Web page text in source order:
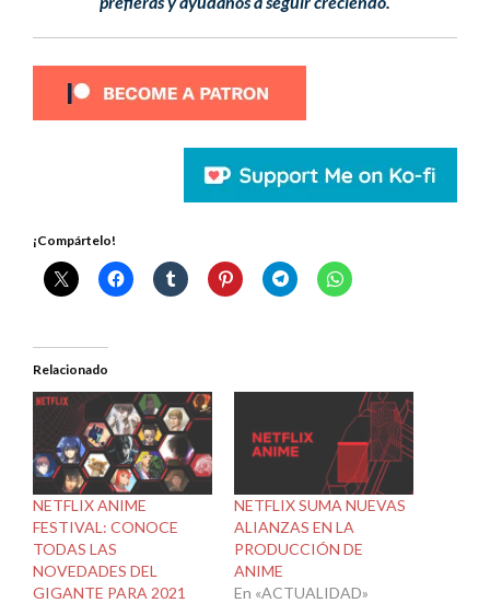
¡Compártelo!
Relacionado
NETFLIX ANIME
FESTIVAL: CONOCE
TODAS LAS
NOVEDADES DEL
GIGANTE PARA 2021
NETFLIX SUMA NUEVAS
ALIANZAS EN LA
PRODUCCIÓN DE
ANIME
En «ACTUALIDAD»